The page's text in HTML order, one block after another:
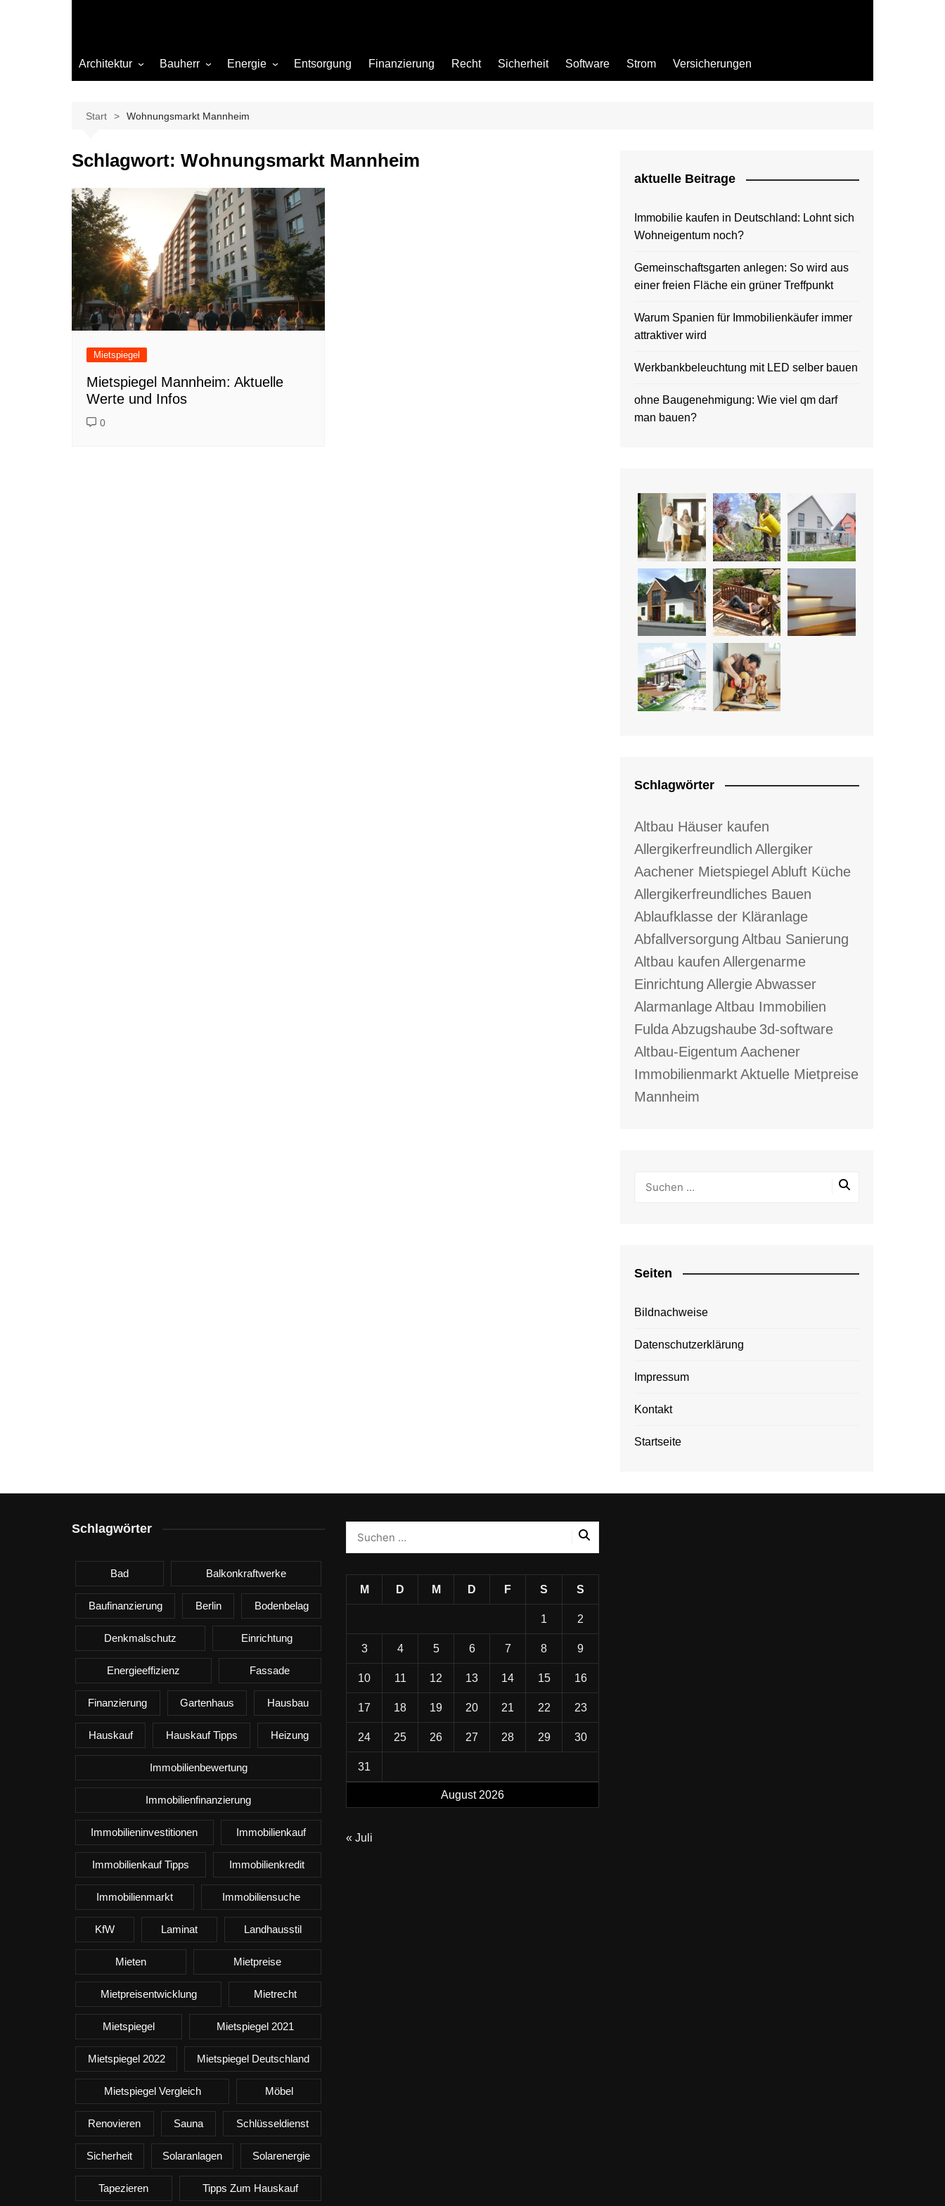
Architektur Bauherr
Beleuchtung
Büro
Garten
Küche
Materialien
Ökologisch bauen
Renovierung
Sanierung
Hygiene
Energie
Gas
Entsorgung Finanzierung Recht Sicherheit Software Strom Versicherungen
Start Wohnungsmarkt Mannheim
Schlagwort: Wohnungsmarkt Mannheim
Mietspiegel
Mietspiegel Mannheim: Aktuelle
Werte und Infos
0
aktuelle Beitrage
Immobilie kaufen in Deutschland: Lohnt sich
Wohneigentum noch?
Gemeinschaftsgarten anlegen: So wird aus
einer freien Fläche ein grüner Treffpunkt
Warum Spanien für Immobilienkäufer immer
attraktiver wird
Werkbankbeleuchtung mit LED selber bauen
ohne Baugenehmigung: Wie viel qm darf
man bauen?
Schlagwörter
Altbau Häuser kaufen
Allergikerfreundlich Allergiker
Aachener Mietspiegel Abluft Küche
Allergikerfreundliches Bauen
Ablaufklasse der Kläranlage
Abfallversorgung Altbau Sanierung
Altbau kaufen Allergenarme
Einrichtung AllergieAbwasser
AlarmanlageAltbau Immobilien
FuldaAbzugshaube 3d-software
Altbau-Eigentum Aachener
ImmobilienmarktAktuelle Mietpreise
Mannheim
Seiten
Bildnachweise
Datenschutzerklärung
Impressum
Kontakt
Startseite
Schlagwörter
Bad Balkonkraftwerke
Baufinanzierung Berlin Bodenbelag
Denkmalschutz Einrichtung
Energieeffizienz Fassade
Finanzierung Gartenhaus Hausbau
Hauskauf Hauskauf Tipps Heizung
Immobilienbewertung
Immobilienfinanzierung
Immobilieninvestitionen Immobilienkauf
Immobilienkauf Tipps Immobilienkredit
Immobilienmarkt Immobiliensuche
KfW Laminat Landhausstil
Mieten Mietpreise
Mietpreisentwicklung Mietrecht
Mietspiegel Mietspiegel 2021
Mietspiegel 2022 Mietspiegel Deutschland
Mietspiegel Vergleich Möbel
Renovieren Sauna Schlüsseldienst
Sicherheit Solaranlagen Solarenergie
Tapezieren Tipps Zum Hauskauf
August 2026
M D M D F S S
1 2
3 4 5 6 7 8 9
10 11 12 13 14 15 16
17 18 19 20 21 22 23
24 25 26 27 28 29 30
31
« Juli